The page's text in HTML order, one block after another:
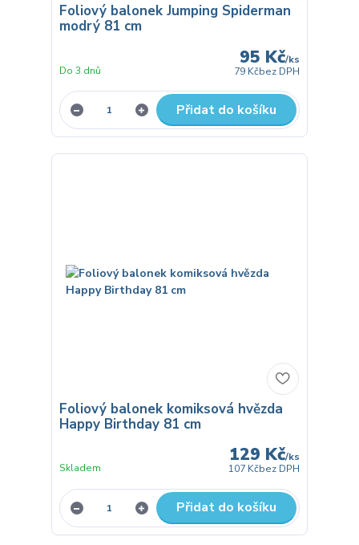
Foliový balonek Jumping Spiderman
modrý 81 cm
95 Kč/ks
79 Kčbez DPH
Do 3 dnů
Přidat do košíku
Foliový balonek komiksová hvězda
Happy Birthday 81 cm
129 Kč/ks
107 Kčbez DPH
Skladem
Přidat do košíku